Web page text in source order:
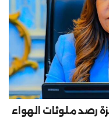
رصد ملوثات الهواء